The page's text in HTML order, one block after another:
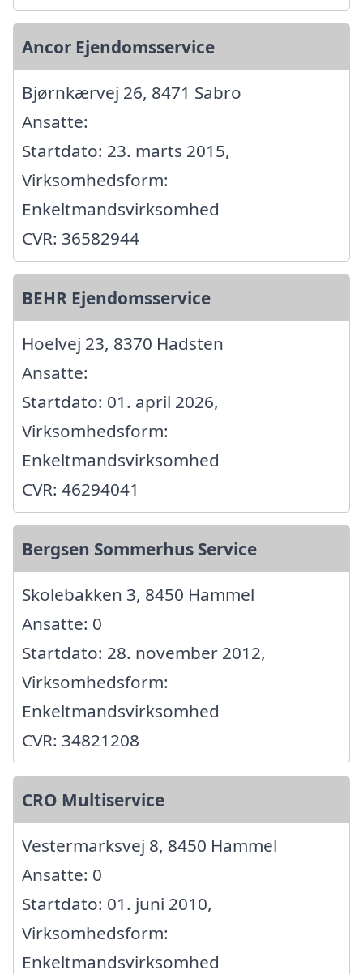
Ancor Ejendomsservice
Bjørnkærvej 26, 8471 Sabro
Ansatte:
Startdato: 23. marts 2015,
Virksomhedsform:
Enkeltmandsvirksomhed
CVR: 36582944
BEHR Ejendomsservice
Hoelvej 23, 8370 Hadsten
Ansatte:
Startdato: 01. april 2026,
Virksomhedsform:
Enkeltmandsvirksomhed
CVR: 46294041
Bergsen Sommerhus Service
Skolebakken 3, 8450 Hammel
Ansatte: 0
Startdato: 28. november 2012,
Virksomhedsform:
Enkeltmandsvirksomhed
CVR: 34821208
CRO Multiservice
Vestermarksvej 8, 8450 Hammel
Ansatte: 0
Startdato: 01. juni 2010,
Virksomhedsform:
Enkeltmandsvirksomhed